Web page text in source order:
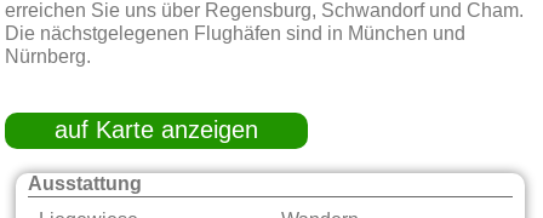
erreichen Sie uns über Regensburg, Schwandorf und Cham.
Die nächstgelegenen Flughäfen sind in München und
Nürnberg.
auf Karte anzeigen
Ausstattung